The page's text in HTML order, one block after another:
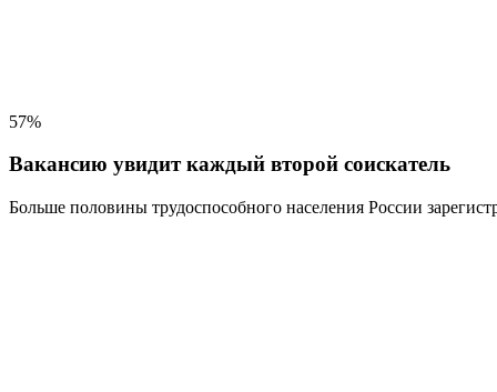
57%
Вакансию увидит каждый второй соискатель
Больше половины трудоспособного населения России